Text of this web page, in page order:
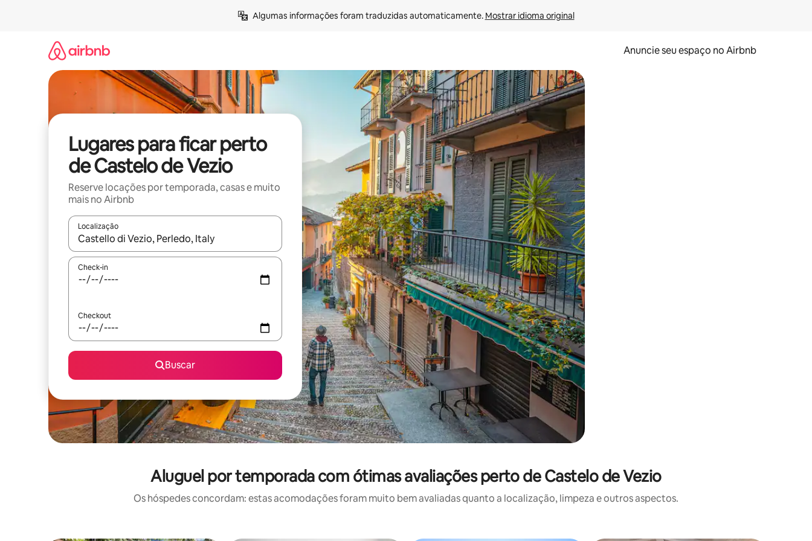
Algumas informações foram traduzidas automaticamente. Mostrar idioma original
Anuncie seu espaço no Airbnb
Lugares para ficar perto
de Castelo de Vezio
Reserve locações por temporada, casas e muito
mais no Airbnb
Localização
Quando os resultados estiverem disponíveis, explore-os usando as seta para cima e para baixo do teclado ou tocando e deslizando o dedo na tela.
Check-in
Checkout
Buscar
Aluguel por temporada com ótimas avaliações perto de Castelo de Vezio
Os hóspedes concordam: estas acomodações foram muito bem avaliadas quanto a localização, limpeza e outros aspectos.